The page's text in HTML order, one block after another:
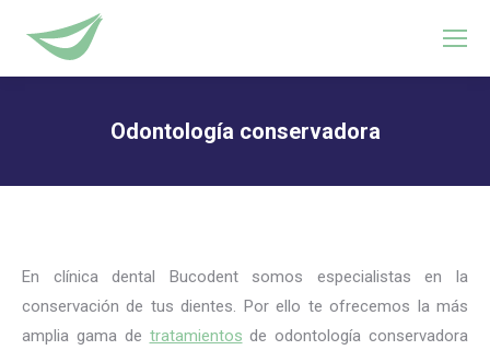
Odontología conservadora
En clínica dental Bucodent somos especialistas en la
conservación de tus dientes. Por ello te ofrecemos la más
amplia gama de tratamientos de odontología conservadora